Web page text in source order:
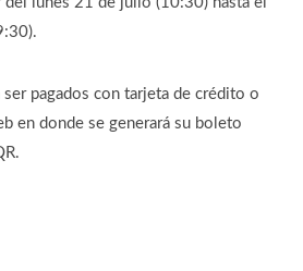
pagados con tarjeta de crédito o
en donde se generará su boleto